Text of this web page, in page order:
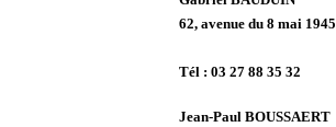
62, avenue du 8 mai 1945
Tél : 03 27 88 35 32
Jean-Paul BOUSSAERT